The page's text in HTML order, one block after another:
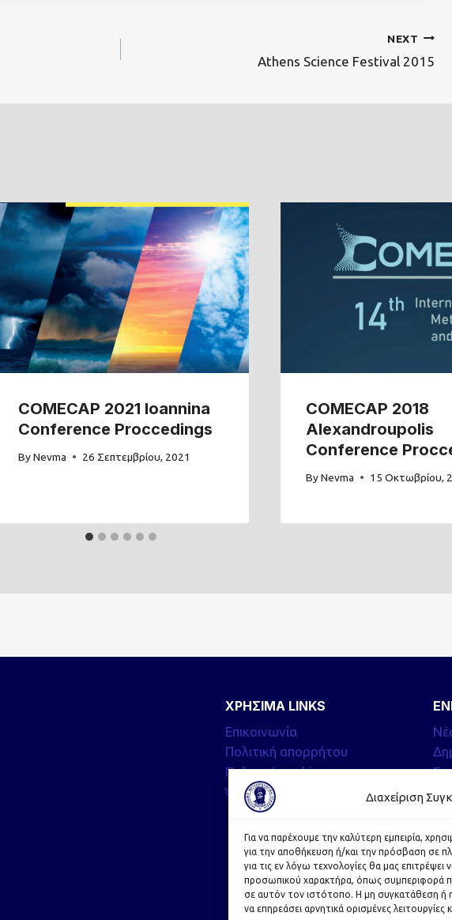
Διαχείριση
Για να παρέχουμε την καλύτερη εμπειρία,
για την αποθήκευση ή/και την πρόσβαση σε
για τις εν λόγω τεχνολογίες θα μας
προσωπικού χαρακτήρα, όπως συμπεριφορά
σε αυτόν τον ιστότοπο. Η μη συγκατάθεση ή
να επηρεάσει αρνητικά ορισμένες λειτουργίες
NEXT
Athens Science Festival 2015
COMECAP 2021 Ioannina
Conference Proccedings
By Nevma 26 Σεπτεμβρίου, 2021
COMECAP 2018
Alexandroupolis
Conference
By Nevma 15 Οκτωβρίου,
ΧΡΗΣΙΜΑ LINKS
Επικοινωνία
Πολιτική απορρήτου
Πολιτική cookies
Όροι χρήσης